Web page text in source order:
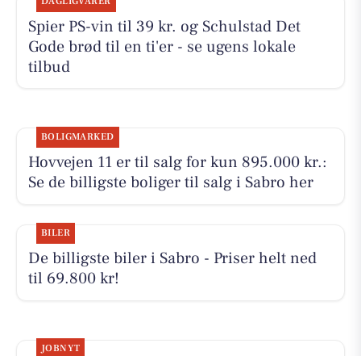
Spier PS-vin til 39 kr. og Schulstad Det
Gode brød til en ti'er - se ugens lokale
tilbud
BOLIGMARKED
Hovvejen 11 er til salg for kun 895.000 kr.:
Se de billigste boliger til salg i Sabro her
BILER
De billigste biler i Sabro - Priser helt ned
til 69.800 kr!
JOBNYT